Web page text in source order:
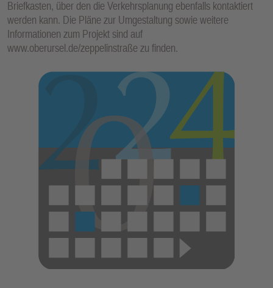
Briefkasten, über den die Verkehrsplanung ebenfalls kontaktiert
werden kann. Die Pläne zur Umgestaltung sowie weitere
Informationen zum Projekt sind auf
www.oberursel.de/zeppelinstraße zu finden.